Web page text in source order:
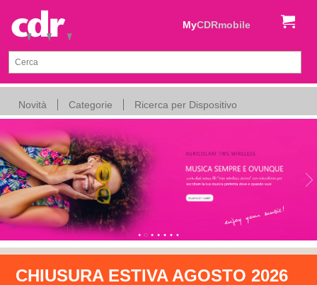
MyCDRmobile
Novità Categorie Ricerca per Dispositivo
CHIUSURA ESTIVA AGOSTO 2026